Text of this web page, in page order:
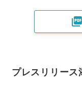

プレスリリース